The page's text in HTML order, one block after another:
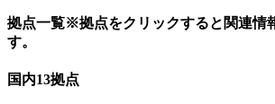
拠点一覧※拠点をクリックすると関連情
す。
国内13拠点